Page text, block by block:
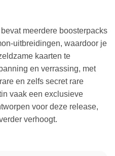
meerdere boosterpacks
uitbreidingen, waardoor je
kaarten te
en verrassing, met
en zelfs secret rare
vaak een exclusieve
voor deze release,
verhoogt.